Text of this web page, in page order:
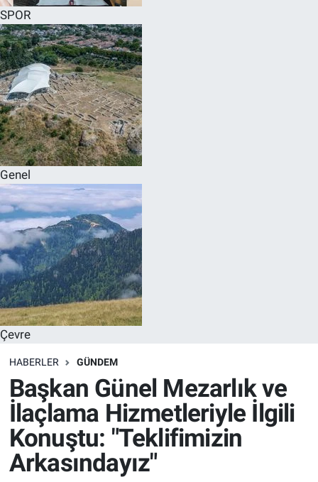
SPOR
Genel
Çevre
HABERLER GÜNDEM
Başkan Günel Mezarlık ve
İlaçlama Hizmetleriyle İlgili
Konuştu: "Teklifimizin
Arkasındayız"